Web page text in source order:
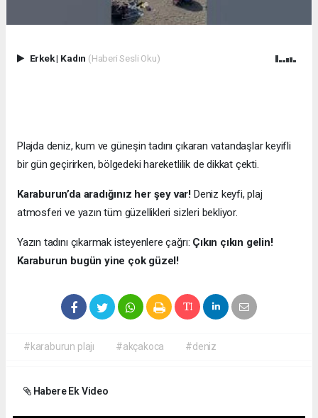
Erkek| Kadın (Haberi Sesli Oku)
Plajda deniz, kum ve güneşin tadını çıkaran vatandaşlar keyifli
bir gün geçirirken, bölgedeki hareketlilik de dikkat çekti.
Karaburun’da aradığınız her şey var! Deniz keyfi, plaj
atmosferi ve yazın tüm güzellikleri sizleri bekliyor.
Yazın tadını çıkarmak isteyenlere çağrı: Çıkın çıkın gelin!
Karaburun bugün yine çok güzel!
#karaburun plajı #akçakoca #deniz
Habere Ek Video